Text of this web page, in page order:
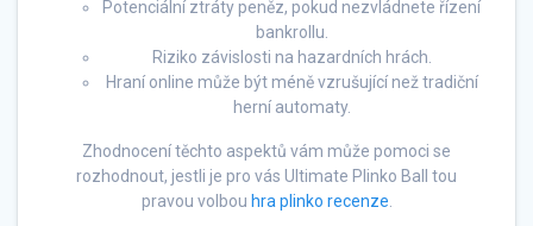
Potenciální ztráty peněz, pokud nezvládnete řízení
bankrollu.
Riziko závislosti na hazardních hrách.
Hraní online může být méně vzrušující než tradiční
herní automaty.
Zhodnocení těchto aspektů vám může pomoci se
rozhodnout, jestli je pro vás Ultimate Plinko Ball tou
pravou volbou hra plinko recenze